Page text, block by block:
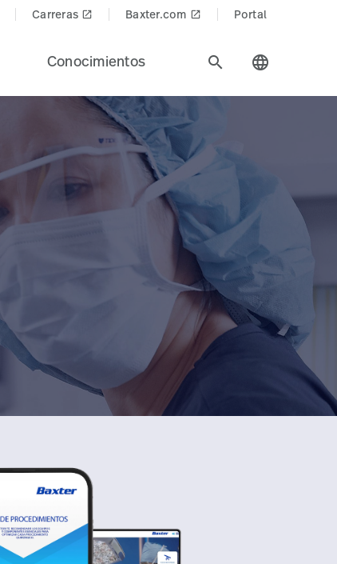
Carreras launch Baxter.com launch Portal
Conocimientos search language